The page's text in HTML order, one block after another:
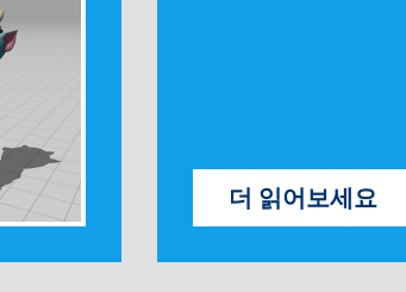
더 읽어보세요